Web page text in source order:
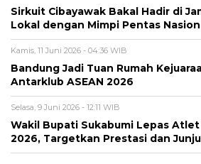
Sirkuit Cibayawak Bakal Hadir di
Lokal dengan Mimpi Pentas
Kamis, 11 Juni 2026 - 04:36 WIB
Bandung Jadi Tuan Rumah
Antarklub ASEAN 2026
Selasa, 9 Juni 2026 - 12:11 WIB
Wakil Bupati Sukabumi Lepas Atlet
2026, Targetkan Prestasi dan